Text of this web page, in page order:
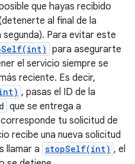
que hayas recibido
al final de la
Para evitar este
para asegurarte
el servicio siempre se
reciente. Es decir,
, pasas el ID de la
que se entrega a
corresponde tu solicitud de
recibe una nueva solicitud
llamar a stopSelf(int) , el